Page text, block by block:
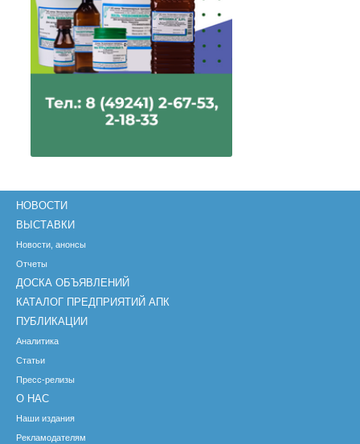
НОВОСТИ
ВЫСТАВКИ
Новости, анонсы
Отчеты
ДОСКА ОБЪЯВЛЕНИЙ
КАТАЛОГ ПРЕДПРИЯТИЙ АПК
ПУБЛИКАЦИИ
Аналитика
Статьи
Пресс-релизы
О НАС
Наши издания
Рекламодателям